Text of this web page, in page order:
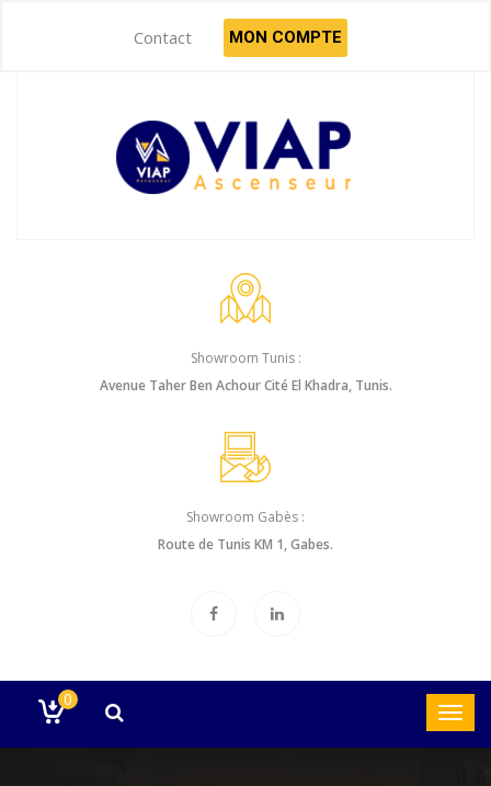
Contact MON COMPTE
Showroom Tunis :
Avenue Taher Ben Achour Cité El Khadra, Tunis.
Showroom Gabès :
Route de Tunis KM 1, Gabes.
0